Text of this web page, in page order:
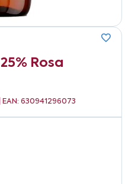
Rosa
630941296073